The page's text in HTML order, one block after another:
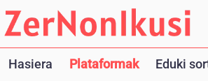
Hasiera Plataformak Eduki